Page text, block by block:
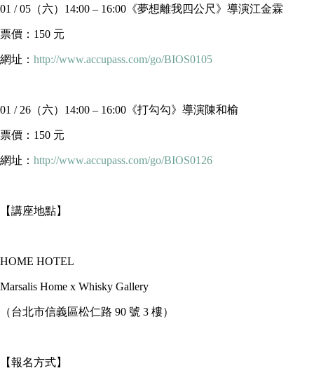
01 / 05（六）14:00 – 16:00《夢想離我四公尺》導演江金霖
票價：150 元
網址： http://www.accupass.com/go/BIOS0105
01 / 26（六）14:00 – 16:00《打勾勾》導演陳和榆
票價：150 元
網址： http://www.accupass.com/go/BIOS0126
【講座地點】
HOME HOTEL
Marsalis Home x Whisky Gallery
（台北市信義區松仁路 90 號 3 樓）
【報名方式】